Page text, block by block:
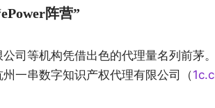
阵营”
司等机构凭借出色的代理量名列前茅
州一串数字知识产权代理有限公司（